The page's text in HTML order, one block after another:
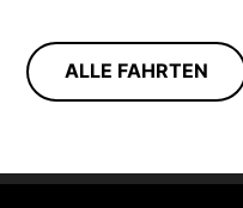
ALLE FAHRTEN